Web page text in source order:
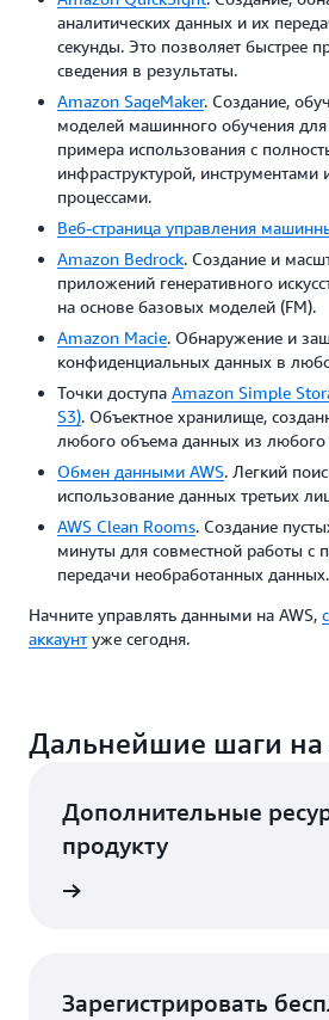
аналитических данных и их
секунды. Это позволяет быстрее
сведения в результаты.
Amazon SageMaker. Создание,
моделей машинного обучения для
примера использования с
инфраструктурой, инструментами
процессами.
Веб-страница управления
Amazon Bedrock. Создание и
приложений генеративного
на основе базовых моделей (FM).
Amazon Macie. Обнаружение и
конфиденциальных данных в
Точки доступа Amazon Simple
S3). Объектное хранилище,
любого объема данных из любого
Обмен данными AWS. Легкий
использование данных третьих
AWS Clean Rooms. Создание
минуты для совместной работы с
передачи необработанных данных.
Начните управлять данными на AWS,
аккаунтуже сегодня.
Дальнейшие шаги на
Дополнительные
продукту
Зарегистрировать